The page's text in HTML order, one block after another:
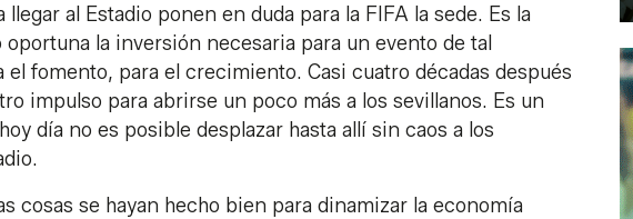
al Estadio ponen en duda para la FIFA la sede. Es la
oportuna la inversión necesaria para un evento de tal
fomento, para el crecimiento. Casi cuatro décadas después
impulso para abrirse un poco más a los sevillanos. Es un
día no es posible desplazar hasta allí sin caos a los
cosas se hayan hecho bien para dinamizar la economía